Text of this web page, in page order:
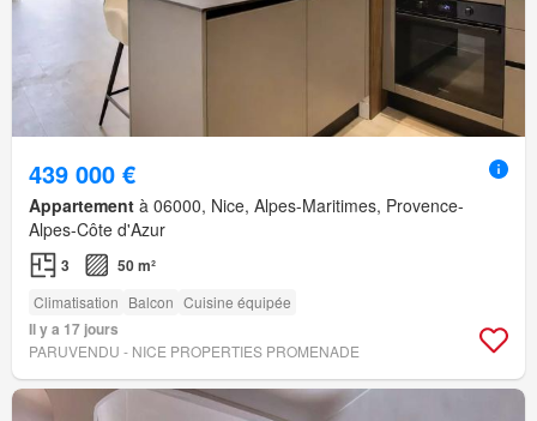
439 000 €
Appartement à 06000, Nice, Alpes-Maritimes, Provence-
Alpes-Côte d'Azur
3 50 m²
Climatisation Balcon Cuisine équipée
Il y a 17 jours
PARUVENDU - NICE PROPERTIES PROMENADE